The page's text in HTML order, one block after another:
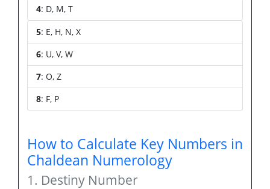
4: D, M, T
5: E, H, N, X
6: U, V, W
7: O, Z
8: F, P
How to Calculate Key Numbers in
Chaldean Numerology
1. Destiny Number